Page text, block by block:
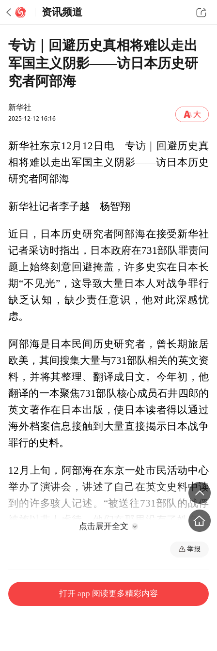
资讯频道
专访｜回避历史真相将难以走出
军国主义阴影——访日本历史研
究者阿部海
新华社
2025-12-12 16:16
新华社东京12月12日电 专访｜回避历史真
相将难以走出军国主义阴影——访日本历史
研究者阿部海
新华社记者李子越 杨智翔
近日，日本历史研究者阿部海在接受新华社
记者采访时指出，日本政府在731部队罪责问
题上始终刻意回避掩盖，许多史实在日本长
期“不见光”，这导致大量日本人对战争罪行
缺乏认知，缺少责任意识，他对此深感忧
虑。
阿部海是日本民间历史研究者，曾长期旅居
欧美，其间搜集大量与731部队相关的英文资
料，并将其整理、翻译成日文。今年初，他
翻译的一本聚焦731部队核心成员石井四郎的
英文著作在日本出版，使日本读者得以通过
海外档案信息接触到大量直接揭示日本战争
罪行的史料。
12月上旬，阿部海在东京一处市民活动中心
举办了演讲会，讲述了自己在英文史料中读
到的许多骇人记述。“被送往731部队的战俘
被施以非人虐待。他们在那里没有了姓名，
资料显示，石井四郎明知《日内瓦议定书》
和细菌作战方法，仍以‘防疫’或‘防卫’为名，
秘密研制细菌武器，这体现出此人的狡猾及
点击展开全文
举报
打开 app 阅读更多精彩内容